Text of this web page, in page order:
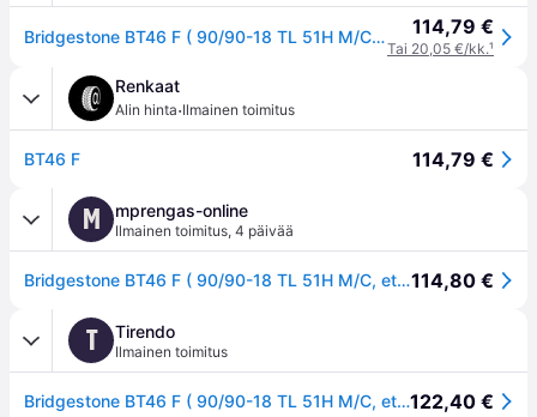
Bridgestone BT46 F ( 90/90-18 TL 51H M/C, etupyörä ) 114,79 €
Tai 20,05 €/kk.¹
Renkaat
Alin hinta·Ilmainen toimitus
BT46 F 114,79 €
M mprengas-online
Ilmainen toimitus, 4 päivää
Bridgestone BT46 F ( 90/90-18 TL 51H M/C, etupyörä )114,80 €
T Tirendo
Ilmainen toimitus
Bridgestone BT46 F ( 90/90-18 TL 51H M/C, etupyörä )122,40 €